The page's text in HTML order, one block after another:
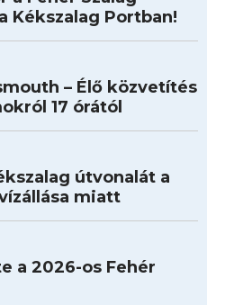
Kékszalag Portban!
– Élő közvetítés
17 órától
útvonalát a
miatt
a 2026-os Fehér